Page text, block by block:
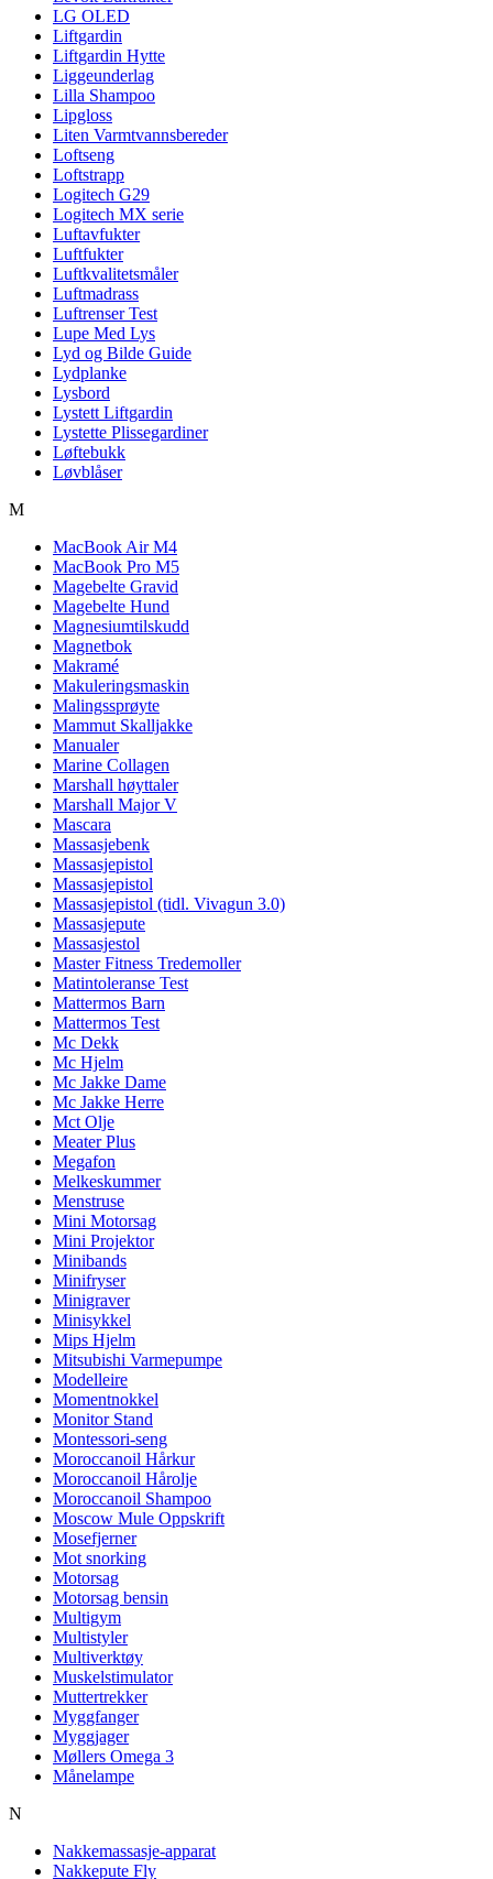
LG OLED
Liftgardin
Liftgardin Hytte
Liggeunderlag
Lilla Shampoo
Lipgloss
Liten Varmtvannsbereder
Loftseng
Loftstrapp
Logitech G29
Logitech MX serie
Luftavfukter
Luftfukter
Luftkvalitetsmåler
Luftmadrass
Luftrenser Test
Lupe Med Lys
Lyd og Bilde Guide
Lydplanke
Lysbord
Lystett Liftgardin
Lystette Plissegardiner
Løftebukk
Løvblåser
M
MacBook Air M4
MacBook Pro M5
Magebelte Gravid
Magebelte Hund
Magnesiumtilskudd
Magnetbok
Makramé
Makuleringsmaskin
Malingssprøyte
Mammut Skalljakke
Manualer
Marine Collagen
Marshall høyttaler
Marshall Major V
Mascara
Massasjebenk
Massasjepistol
Massasjepistol
Massasjepistol (tidl. Vivagun 3.0)
Massasjepute
Massasjestol
Master Fitness Tredemoller
Matintoleranse Test
Mattermos Barn
Mattermos Test
Mc Dekk
Mc Hjelm
Mc Jakke Dame
Mc Jakke Herre
Mct Olje
Meater Plus
Megafon
Melkeskummer
Menstruse
Mini Motorsag
Mini Projektor
Minibands
Minifryser
Minigraver
Minisykkel
Mips Hjelm
Mitsubishi Varmepumpe
Modelleire
Momentnokkel
Monitor Stand
Montessori-seng
Moroccanoil Hårkur
Moroccanoil Hårolje
Moroccanoil Shampoo
Moscow Mule Oppskrift
Mosefjerner
Mot snorking
Motorsag
Motorsag bensin
Multigym
Multistyler
Multiverktøy
Muskelstimulator
Muttertrekker
Myggfanger
Myggjager
Møllers Omega 3
Månelampe
N
Nakkemassasje-apparat
Nakkepute Fly